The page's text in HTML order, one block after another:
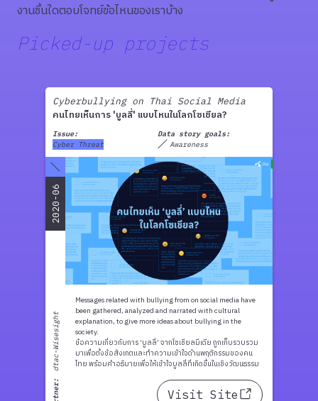
งานชิ้นใดตอบโจทย์ข้อไหนของเราบ้าง
Picked-up projects
Cyberbullying on Thai Social Media
คนไทยเห็นการ 'บูลลี่' แบบไหนในโลกโซเชียล?
Issue:
Cyber Threat
Data story goals:
Awareness
dtac-Wisesight
2020-06
Messages related with bullying from on social media have
been gathered, analyzed and narrated with cultural
explanation, to give more ideas about bullying in the
society.
ข้อความเกี่ยวกับการ ‘บูลลี่’ จากโซเชียลมีเดีย ถูกเก็บรวบรวม
มาเพื่อตั้งข้อสังเกตและทำความเข้าใจด้านพฤติกรรมของคน
ไทย พร้อมคำอธิบายเพื่อให้เข้าใจบูลลี่ที่เกิดขึ้นในเชิงวัฒนธรรม
Visit Site